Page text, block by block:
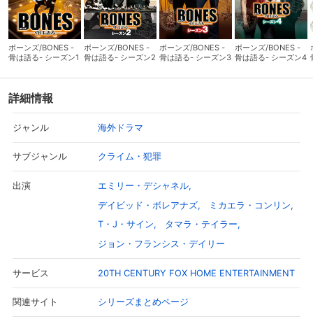
ボーンズ/BONES -
骨は語る- シーズン1
ボーンズ/BONES -
骨は語る- シーズン2
ボーンズ/BONES -
骨は語る- シーズン3
ボーンズ/BONES -
骨は語る- シーズン4
詳細情報
ジャンル 海外ドラマ
サブジャンル クライム・犯罪
出演
エミリー・デシャネル
デイビッド・ボレアナズ
ミカエラ・コンリン
T・J・サイン
タマラ・テイラー
ジョン・フランシス・デイリー
サービス 20TH CENTURY FOX HOME ENTERTAINMENT
関連サイト シリーズまとめページ